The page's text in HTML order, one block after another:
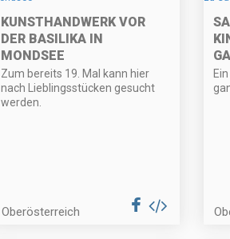
KUNSTHANDWERK VOR
DER BASILIKA IN
MONDSEE
Zum bereits 19. Mal kann hier
nach Lieblingsstücken gesucht
werden.
Oberösterreich